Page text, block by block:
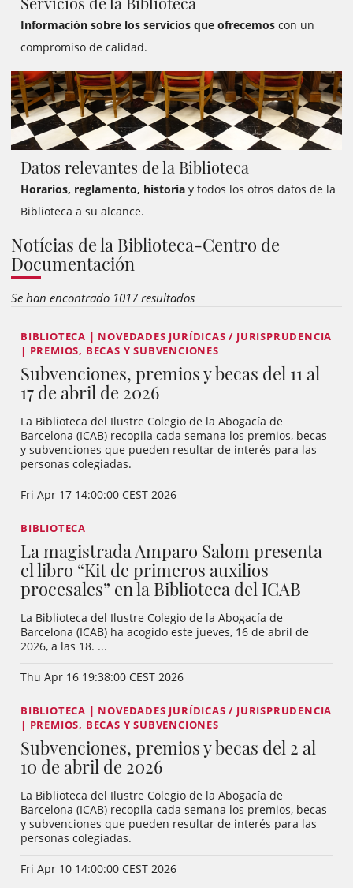
Información sobre los servicios que ofrecemos con un
compromiso de calidad.
Datos relevantes de la Biblioteca
Horarios, reglamento, historia y todos los otros datos de la
Biblioteca a su alcance.
Notícias de la Biblioteca-Centro de
Documentación
Se han encontrado 1017 resultados
BIBLIOTECA | NOVEDADES JURÍDICAS / JURISPRUDENCIA
| PREMIOS, BECAS Y SUBVENCIONES
Subvenciones, premios y becas del 11 al
17 de abril de 2026
La Biblioteca del Ilustre Colegio de la Abogacía de
Barcelona (ICAB) recopila cada semana los premios, becas
y subvenciones que pueden resultar de interés para las
personas colegiadas.
Fri Apr 17 14:00:00 CEST 2026
BIBLIOTECA
La magistrada Amparo Salom presenta
el libro “Kit de primeros auxilios
procesales” en la Biblioteca del ICAB
La Biblioteca del Ilustre Colegio de la Abogacía de
Barcelona (ICAB) ha acogido este jueves, 16 de abril de
2026, a las 18. ...
Thu Apr 16 19:38:00 CEST 2026
BIBLIOTECA | NOVEDADES JURÍDICAS / JURISPRUDENCIA
| PREMIOS, BECAS Y SUBVENCIONES
Subvenciones, premios y becas del 2 al
10 de abril de 2026
La Biblioteca del Ilustre Colegio de la Abogacía de
Barcelona (ICAB) recopila cada semana los premios, becas
y subvenciones que pueden resultar de interés para las
personas colegiadas.
Fri Apr 10 14:00:00 CEST 2026